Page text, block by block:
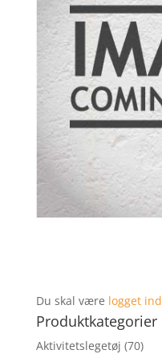
Du skal være logget ind
Produktkategorier
Aktivitetslegetøj (70)